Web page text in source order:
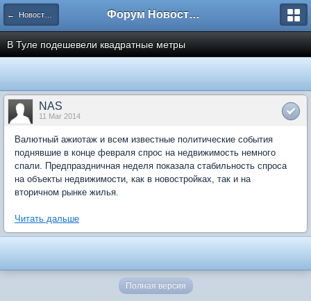
← Новости рынка недвижимости Форум Новостройки
В Туле подешевели квадратные метры
NAS
11 Mar 2014
Валютный ажиотаж и всем известные политические события
поднявшие в конце февраля спрос на недвижимость немного
спали. Предпраздничная неделя показала стабильность спроса
на объекты недвижимости, как в новостройках, так и на
вторичном рынке жилья.
Читать дальше
Полная версия